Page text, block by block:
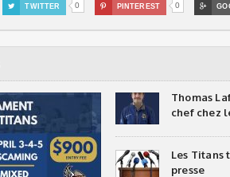
 TWITTER 0  PINTEREST 0 
Thomas
chef chez
Les Titans
presse